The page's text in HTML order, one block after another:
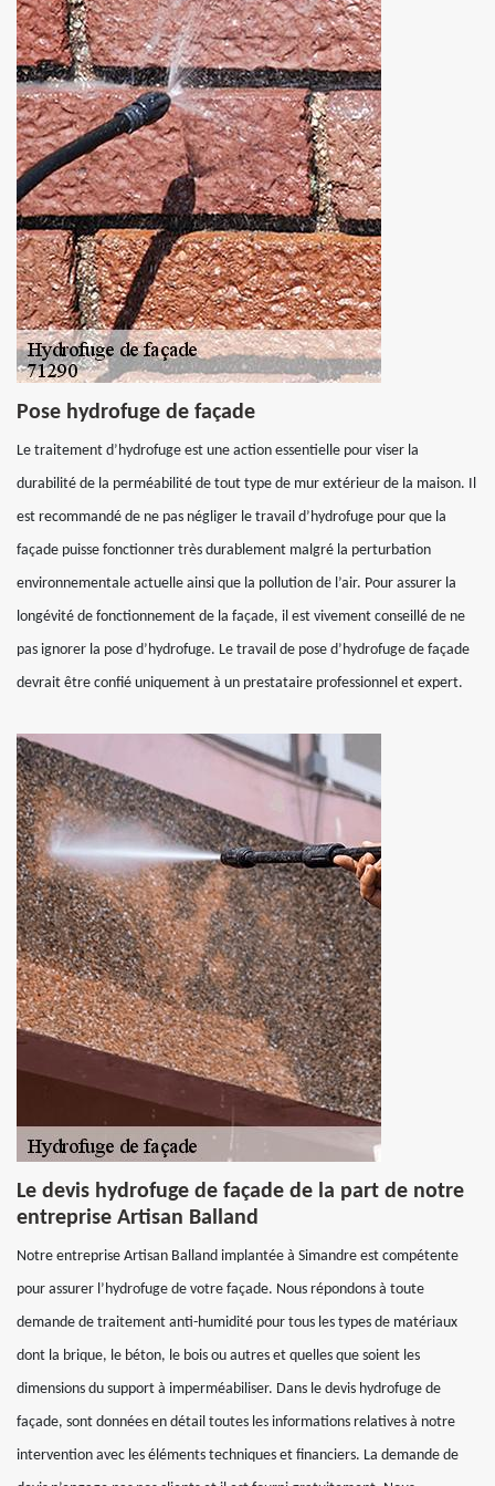
Pose hydrofuge de façade
Le traitement d’hydrofuge est une action essentielle pour viser la
durabilité de la perméabilité de tout type de mur extérieur de la maison. Il
est recommandé de ne pas négliger le travail d’hydrofuge pour que la
façade puisse fonctionner très durablement malgré la perturbation
environnementale actuelle ainsi que la pollution de l’air. Pour assurer la
longévité de fonctionnement de la façade, il est vivement conseillé de ne
pas ignorer la pose d’hydrofuge. Le travail de pose d’hydrofuge de façade
devrait être confié uniquement à un prestataire professionnel et expert.
Le devis hydrofuge de façade de la part de notre
entreprise Artisan Balland
Notre entreprise Artisan Balland implantée à Simandre est compétente
pour assurer l’hydrofuge de votre façade. Nous répondons à toute
demande de traitement anti-humidité pour tous les types de matériaux
dont la brique, le béton, le bois ou autres et quelles que soient les
dimensions du support à imperméabiliser. Dans le devis hydrofuge de
façade, sont données en détail toutes les informations relatives à notre
intervention avec les éléments techniques et financiers. La demande de